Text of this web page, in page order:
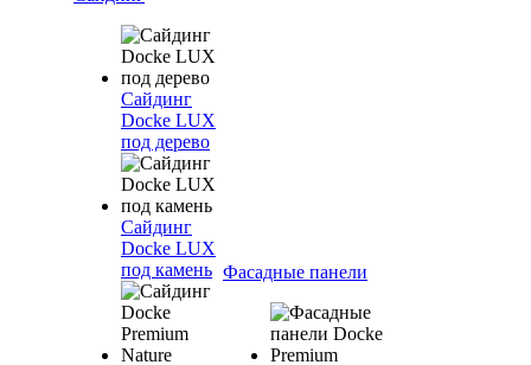
Сайдинг
Docke LUX
под дерево
Сайдинг
Docke LUX
под камень Фасадные панели